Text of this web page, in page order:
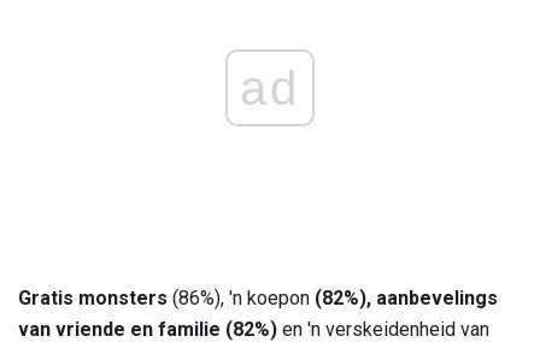
ad
Gratis monsters (86%), 'n koepon (82%), aanbevelings
van vriende en familie (82%) en 'n verskeidenheid van